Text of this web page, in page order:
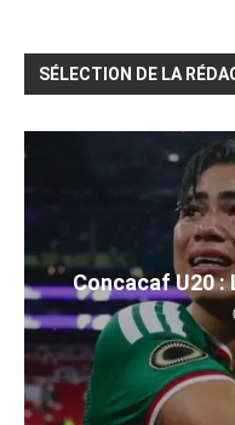
SÉLECTION DE LA
Concacaf U20 :